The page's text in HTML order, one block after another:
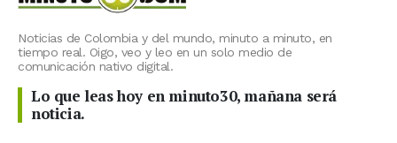
Noticias de Colombia y del mundo, minuto a minuto, en
tiempo real. Oigo, veo y leo en un solo medio de
comunicación nativo digital.
Lo que leas hoy en minuto30, mañana será
noticia.